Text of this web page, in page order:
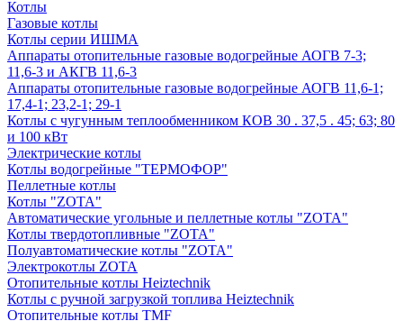
Котлы
Газовые котлы
Котлы серии ИШМА
Аппараты отопительные газовые водогрейные АОГВ 7-3;
11,6-3 и АКГВ 11,6-3
Аппараты отопительные газовые водогрейные АОГВ 11,6-1;
17,4-1; 23,2-1; 29-1
Котлы с чугунным теплообменником КОВ 30 . 37,5 . 45; 63; 80
и 100 кВт
Электрические котлы
Котлы водогрейные "ТЕРМОФОР"
Пеллетные котлы
Котлы "ZOTA"
Автоматические угольные и пеллетные котлы "ZOTA"
Котлы твердотопливные "ZOTA"
Полуавтоматические котлы "ZOTA"
Электрокотлы ZOTA
Отопительные котлы Heiztechnik
Котлы с ручной загрузкой топлива Heiztechnik
Отопительные котлы TMF